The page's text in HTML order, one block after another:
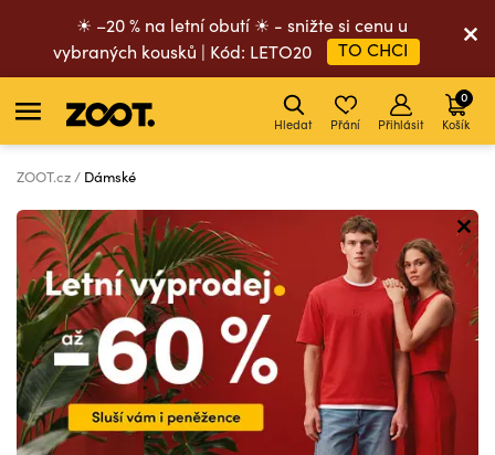
☀ –20 % na letní obutí ☀ - snižte si cenu u
vybraných kousků | Kód: LETO20
TO CHCI
Hledat Přání Přihlásit Košík
0
ZOOT.cz Dámské